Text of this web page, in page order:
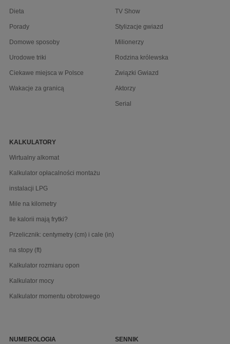
Dieta
Porady
Domowe sposoby
Urodowe triki
Ciekawe miejsca w Polsce
Wakacje za granicą
TV Show
Stylizacje gwiazd
Milionerzy
Rodzina królewska
Związki Gwiazd
Aktorzy
Serial
KALKULATORY
Wirtualny alkomat
Kalkulator opłacalności montażu
instalacji LPG
Mile na kilometry
Ile kalorii mają frytki?
Przelicznik: centymetry (cm) i cale (in)
na stopy (ft)
Kalkulator rozmiaru opon
Kalkulator mocy
Kalkulator momentu obrotowego
NUMEROLOGIA SENNIK